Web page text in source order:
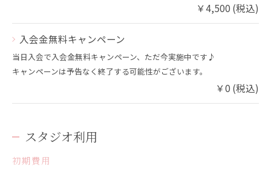
￥4,500 (税込)
入会金無料キャンペーン
当日入会で入会金無料キャンペーン、ただ今実施中です♪
キャンペーンは予告なく終了する可能性がございます。
￥0 (税込)
スタジオ利用
初期費用